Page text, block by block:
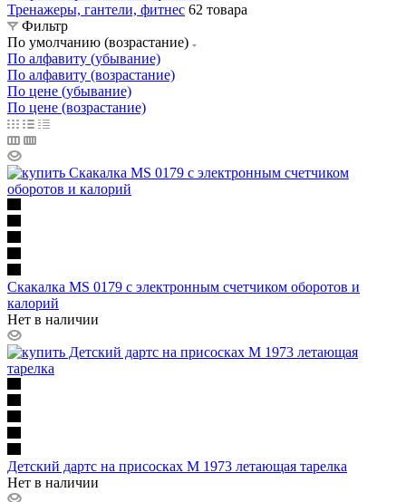
Тренажеры, гантели, фитнес 62 товара
Фильтр
По умолчанию (возрастание)
По алфавиту (убывание)
По алфавиту (возрастание)
По цене (убывание)
По цене (возрастание)
Скакалка MS 0179 с электронным счетчиком оборотов и
калорий
Нет в наличии
Детский дартс на присосках M 1973 летающая тарелка
Нет в наличии